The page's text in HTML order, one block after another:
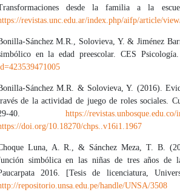
desde la familia a la
revistas.unc.edu.ar/index.php/aifp/article/
Sánchez M.R., Solovieva, Y. & Jiménez
en la edad preescolar. CES
Sánchez M.R. & Solovieva, Y. (2016).
de la actividad de juego de roles sociales.
40. https://
doi.org/10.18270/chps..v16i1.1967
Luna, A. R., & Sánchez Meza, T. B.
simbólica en las niñas de tres años
2016. [Tesis de licenciatura,
repositorio.unsa.edu.pe/handle/UNSA/3508